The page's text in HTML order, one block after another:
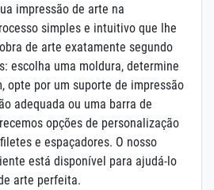
impressão de arte na
simples e intuitivo que lhe
de arte exatamente segundo
escolha uma moldura, determine
opte por um suporte de impressão
adequada ou uma barra de
opções de personalização
e espaçadores. O nosso
está disponível para ajudá-lo
arte perfeita.